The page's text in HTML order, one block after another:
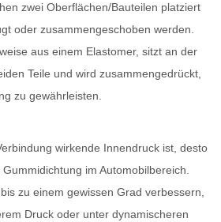
zwei Oberflächen/Bauteilen platziert
oder zusammengeschoben werden.
aus einem Elastomer, sitzt an der
Teile und wird zusammengedrückt,
zu gewährleisten.
wirkende Innendruck ist, desto
im Automobilbereich.
zu einem gewissen Grad verbessern,
Druck oder unter dynamischeren